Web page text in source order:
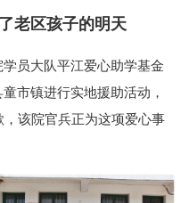
老区孩子的明天
员大队平江爱心助学基金
市镇进行实地援助活动，
该院官兵正为这项爱心事